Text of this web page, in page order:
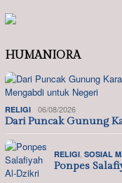
HUMANIORA
RELIGI 06/08/2026
Dari Puncak Gunung
RELIGI SOSIAL
Ponpes